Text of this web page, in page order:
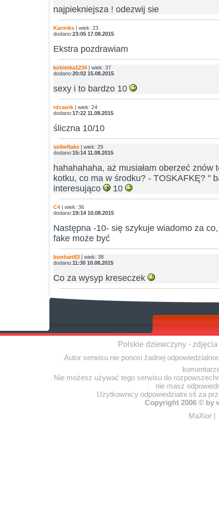
najpiekniejsza ! odezwij sie
Karmiks | wiek: 23
dodano:23:05 17.08.2015
Ekstra pozdrawiam
kobietka1234 | wiek: 37
dodano:20:02 15.08.2015
sexy i to bardzo 10
rdzawik | wiek: 24
dodano:17:22 11.08.2015
śliczna 10/10
sn0wflake | wiek: 29
dodano:15:14 11.08.2015
hahahahaha, aż musiałam oberzeć znów
kotku, co ma w środku? - TOSKAFKĘ? "
interesująco
10
C4 | wiek: 36
dodano:19:14 10.08.2015
Następna -10- się szykuje wiadomo za
fake może być
bonhart83 | wiek: 38
dodano:11:30 10.08.2015
Co za wysyp kreseczek
Polskie dziewczyny -
Autor serwisu nie ponosi żadnej
Nie możesz używać tego serwisu do
nie masz
Użytkownicy odpowiedzialni sš za
Copyright 2006 © by
MaXior |